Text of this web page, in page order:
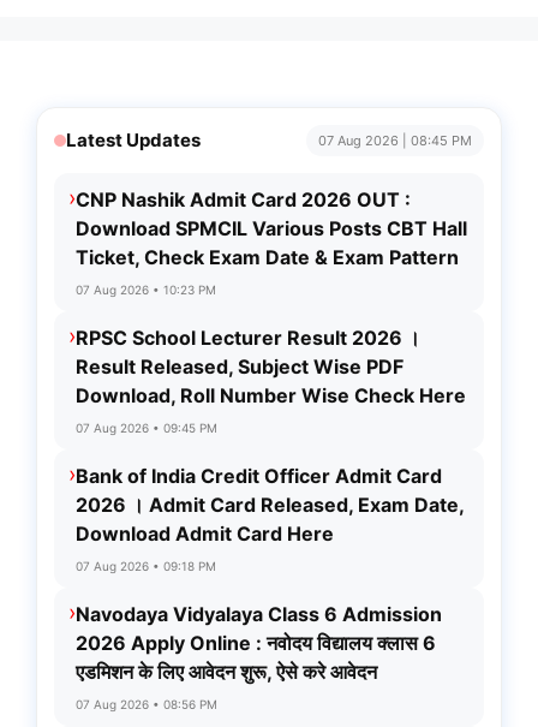
Latest Updates 07 Aug 2026 | 08:45 PM
›CNP Nashik Admit Card 2026 OUT :
Download SPMCIL Various Posts CBT Hall
Ticket, Check Exam Date & Exam Pattern
07 Aug 2026 • 10:23 PM
›RPSC School Lecturer Result 2026 ।
Result Released, Subject Wise PDF
Download, Roll Number Wise Check Here
07 Aug 2026 • 09:45 PM
›Bank of India Credit Officer Admit Card
2026 । Admit Card Released, Exam Date,
Download Admit Card Here
07 Aug 2026 • 09:18 PM
›Navodaya Vidyalaya Class 6 Admission
2026 Apply Online : नवोदय विद्यालय क्लास 6
एडमिशन के लिए आवेदन शुरू, ऐसे करे आवेदन
07 Aug 2026 • 08:56 PM